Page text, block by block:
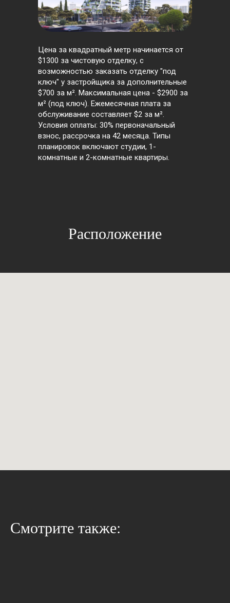
Цена за квадратный метр начинается от
$1300 за чистовую отделку, с
возможностью заказать отделку "под
ключ" у застройщика за дополнительные
$700 за м². Максимальная цена - $2900 за
м² (под ключ). Ежемесячная плата за
обслуживание составляет $2 за м².
Условия оплаты: 30% первоначальный
взнос, рассрочка на 42 месяца. Типы
планировок включают студии, 1-
комнатные и 2-комнатные квартиры.
Расположение
Смотрите также: